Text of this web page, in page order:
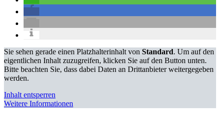
Sie sehen gerade einen Platzhalterinhalt von Standard. Um auf den
eigentlichen Inhalt zuzugreifen, klicken Sie auf den Button unten.
Bitte beachten Sie, dass dabei Daten an Drittanbieter weitergegeben
werden.
Inhalt entsperren
Weitere Informationen